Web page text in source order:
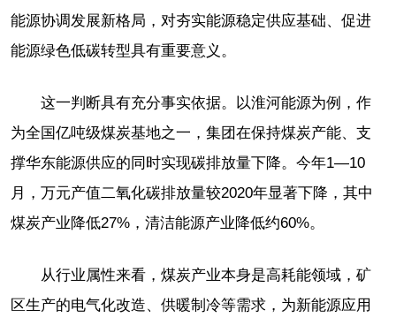
能源协调发展新格局，对夯实能源稳定供应基础、促进
能源绿色低碳转型具有重要意义。
这一判断具有充分事实依据。以淮河能源为例，作
为全国亿吨级煤炭基地之一，集团在保持煤炭产能、支
撑华东能源供应的同时实现碳排放量下降。今年1—10
月，万元产值二氧化碳排放量较2020年显著下降，其中
煤炭产业降低27%，清洁能源产业降低约60%。
从行业属性来看，煤炭产业本身是高耗能领域，矿
区生产的电气化改造、供暖制冷等需求，为新能源应用